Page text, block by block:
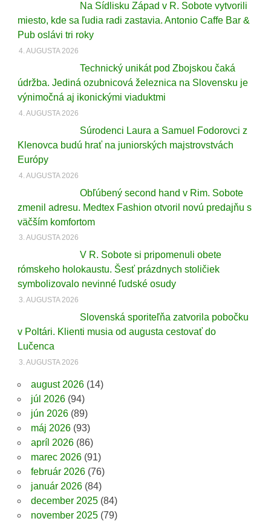
Na Sídlisku Západ v R. Sobote vytvorili
miesto, kde sa ľudia radi zastavia. Antonio Caffe Bar &
Pub oslávi tri roky
4. AUGUSTA 2026
Technický unikát pod Zbojskou čaká
údržba. Jediná ozubnicová železnica na Slovensku je
výnimočná aj ikonickými viaduktmi
4. AUGUSTA 2026
Súrodenci Laura a Samuel Fodorovci z
Klenovca budú hrať na juniorských majstrovstvách
Európy
4. AUGUSTA 2026
Obľúbený second hand v Rim. Sobote
zmenil adresu. Medtex Fashion otvoril novú predajňu s
väčším komfortom
3. AUGUSTA 2026
V R. Sobote si pripomenuli obete
rómskeho holokaustu. Šesť prázdnych stoličiek
symbolizovalo nevinné ľudské osudy
3. AUGUSTA 2026
Slovenská sporiteľňa zatvorila pobočku
v Poltári. Klienti musia od augusta cestovať do
Lučenca
3. AUGUSTA 2026
august 2026(14)
júl 2026(94)
jún 2026(89)
máj 2026(93)
apríl 2026(86)
marec 2026(91)
február 2026(76)
január 2026(84)
december 2025(84)
november 2025(79)